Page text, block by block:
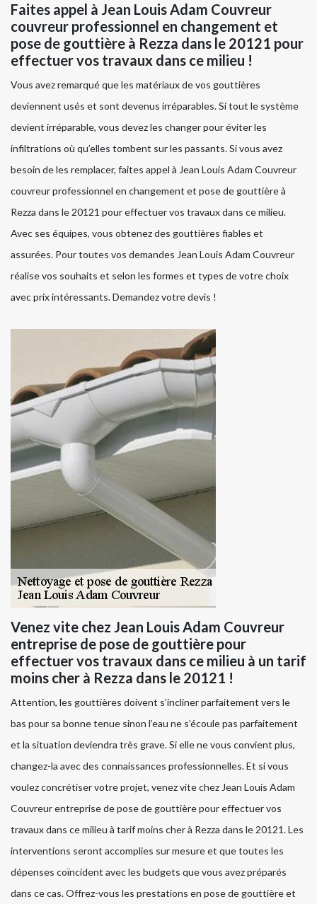
Faites appel à Jean Louis Adam Couvreur
couvreur professionnel en changement et
pose de gouttière à Rezza dans le 20121 pour
effectuer vos travaux dans ce milieu !
Vous avez remarqué que les matériaux de vos gouttières
deviennent usés et sont devenus irréparables. Si tout le système
devient irréparable, vous devez les changer pour éviter les
infiltrations où qu’elles tombent sur les passants. Si vous avez
besoin de les remplacer, faites appel à Jean Louis Adam Couvreur
couvreur professionnel en changement et pose de gouttière à
Rezza dans le 20121 pour effectuer vos travaux dans ce milieu.
Avec ses équipes, vous obtenez des gouttières fiables et
assurées. Pour toutes vos demandes Jean Louis Adam Couvreur
réalise vos souhaits et selon les formes et types de votre choix
avec prix intéressants. Demandez votre devis !
Venez vite chez Jean Louis Adam Couvreur
entreprise de pose de gouttière pour
effectuer vos travaux dans ce milieu à un tarif
moins cher à Rezza dans le 20121 !
Attention, les gouttières doivent s’incliner parfaitement vers le
bas pour sa bonne tenue sinon l’eau ne s’écoule pas parfaitement
et la situation deviendra très grave. Si elle ne vous convient plus,
changez-la avec des connaissances professionnelles. Et si vous
voulez concrétiser votre projet, venez vite chez Jean Louis Adam
Couvreur entreprise de pose de gouttière pour effectuer vos
travaux dans ce milieu à tarif moins cher à Rezza dans le 20121. Les
interventions seront accomplies sur mesure et que toutes les
dépenses coïncident avec les budgets que vous avez préparés
dans ce cas. Offrez-vous les prestations en pose de gouttière et